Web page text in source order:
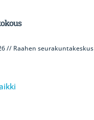
// Raahen seurakuntakeskus